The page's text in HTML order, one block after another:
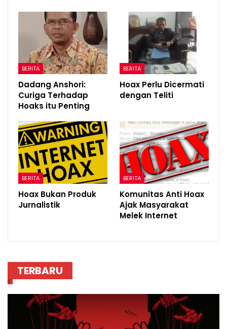
BERITA
Dadang Anshori:
Curiga Terhadap
Hoaks itu Penting
BERITA
Hoax Perlu Dicermati
dengan Teliti
BERITA
Hoax Bukan Produk
Jurnalistik
BERITA
Komunitas Anti Hoax
Ajak Masyarakat
Melek Internet
TERBARU